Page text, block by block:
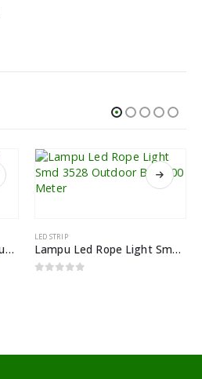
Housing Led Strip Bar adjustable non cover
LED STRIP
Lampu Led Rope Light Smd 3528 Outdoor Biru 100 Meter